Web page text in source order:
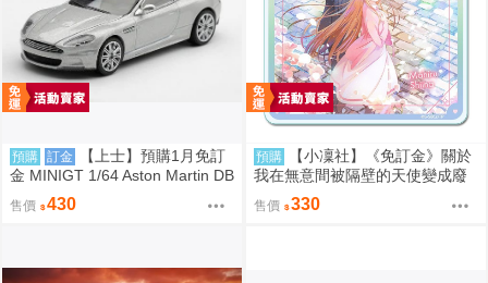
預購 訂金
【上士】預購1月免訂
金 MINIGT 1/64 Aston Martin DB
S 2008 銀2008 右駕 39674 080
9
售價 430
預購
【小凜社】《免訂金》關於
我在無意間被隔壁的天使變成廢
柴這件事2 椎名真晝 賞櫻 小惡魔
偶像 愚人節 情人節 壓克力杯墊
售價 330